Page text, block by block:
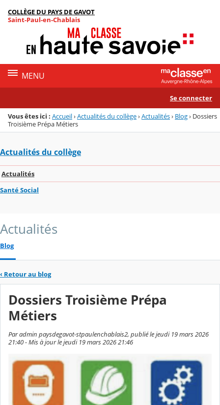
Menu de la rubrique
Contenu
COLLÈGE DU PAYS DE GAVOT
Saint-Paul-en-Chablais
MENU
Se connecter
Vous êtes ici : Accueil›Actualités du collège›Actualités› Blog› Dossiers
Troisième Prépa Métiers
Actualités du collège
Actualités
Santé Social
Actualités
Blog
‹ Retour au blog
Dossiers Troisième Prépa
Métiers
Par admin paysdegavot-stpaulenchablais2, publié le jeudi 19 mars 2026
21:40 - Mis à jour le jeudi 19 mars 2026 21:46